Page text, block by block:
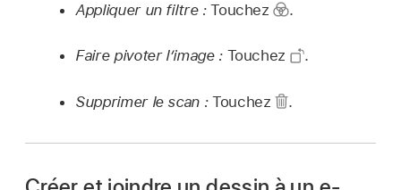
Appliquer un filtre :Touchez .
Faire pivoter l’image :Touchez .
Supprimer le scan :Touchez .